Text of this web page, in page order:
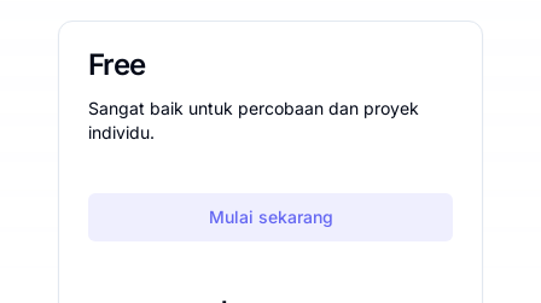
Free
Sangat baik untuk percobaan dan proyek
individu.
Mulai sekarang